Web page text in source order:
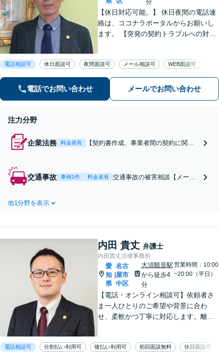
分
【休日対応可能。】 休日夜間の電話連
絡は、ココナラポータルからお願いし
ます。 【突発の契約トラブルへの対応
籍」トラブル等に対し状況に応じて適
切に問題解決を図ります。
電話相談可 休日面談可 夜間面談可 メール相談可 WEB面談可
電話でお問い合わせ メールでお問い合わせ
注力分野
企業法務 料金表有
【契約書作成、事業者間の契約に関連
ム対応】政令指定都市で10年間クレー
ムの多い部署に在籍した弁護士が、対
交通事故 事例1件 料金表有
交通事故の被害相談【メール
も、まずはお問い合わせくだ
他1分野を表示
内田 貴丈 弁護士
内田貴丈法律事務所
愛
知
県
名古
屋市
中区
大須観音駅
から徒歩4
分
営業時間：10:00
~20:00（平日）
【電話・オンライン相談可】依頼者さ
ま一人ひとりのご希望や背景に合わ
せ、柔軟かつ丁寧に対応します。離
たします。ご相談ください。【大須観
電話相談可 分割払い利用可 後払い利用可 初回面談無料 休日面談可